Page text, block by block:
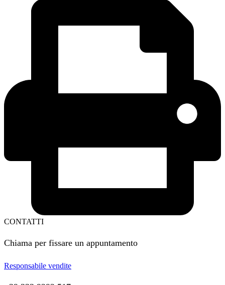
CONTATTI
Chiama per fissare un appuntamento
Responsabile vendite